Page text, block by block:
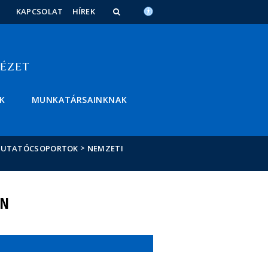
KAPCSOLAT HÍREK
MUNKATÁRSAINKNAK
> NEMZETI